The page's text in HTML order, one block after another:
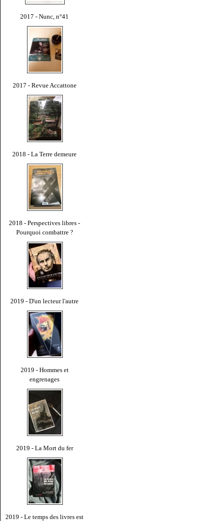
2017 - Nunc, n°41
2017 - Revue Accattone
2018 - La Terre demeure
2018 - Perspectives libres -
Pourquoi combattre ?
2019 - D'un lecteur l'autre
2019 - Hommes et
engrenages
2019 - La Mort du fer
2019 - Le temps des livres est